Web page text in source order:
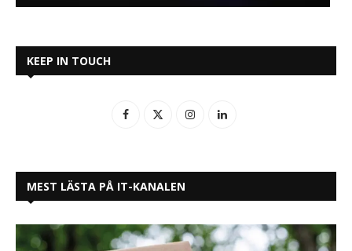
KEEP IN TOUCH
MEST LÄSTA PÅ IT-KANALEN